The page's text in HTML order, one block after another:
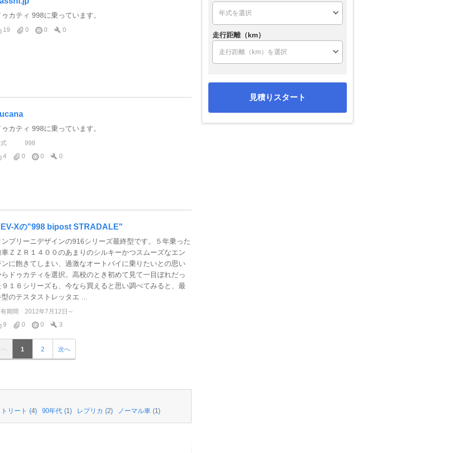
カティ 998に乗っています。
19 0 0 0
カティ 998に乗っています。
998
4
0 0 0
Xの"998 bipost STRADALE"
ンブリーニデザインの916シリーズ最終型です。５年乗った
車ＺＺＲ１４００のあまりのシルキーかつスムーズなエン
ンに飽きてしまい、過激なオートバイに乗りたいとの思い
らドゥカティを選択。高校のとき初めて見て一目ぼれだっ
９１６シリーズも、今なら買えると思い調べてみると、最
型のテスタストレッタエ ...
期間
2012年7月12日～
9
0 0 3
1 2 次へ
リート (4) 90年代 (1) レプリカ (2) ノーマル車 (1)
走行距離（km）
見積りスタート